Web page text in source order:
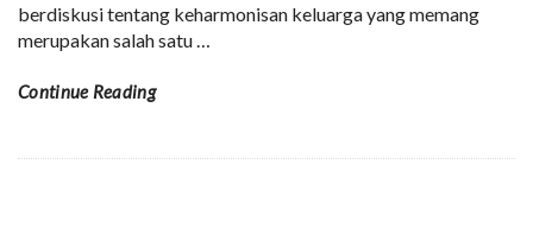
berdiskusi tentang keharmonisan keluarga yang memang
merupakan salah satu…
Continue Reading